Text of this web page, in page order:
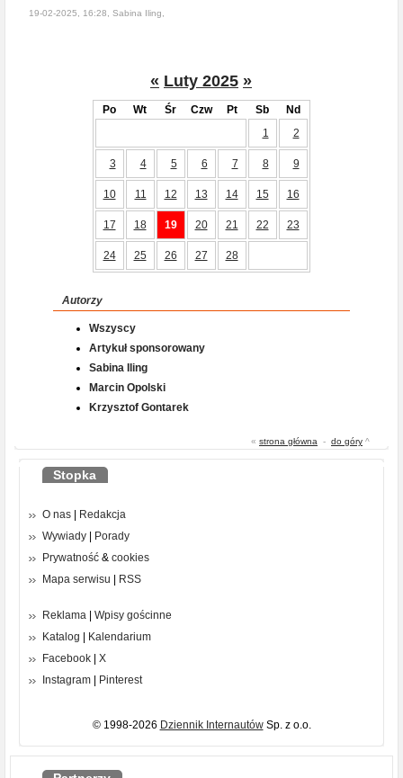
19-02-2025, 16:28, Sabina Iling,
« Luty 2025 »
Po Wt Śr Czw Pt Sb
Nd
1
2
3 4 5 6 7 8 9
10 11 12 13 14 15 16
17 18 19 20 21 22 23
24 25 26 27 28
Autorzy
Wszyscy
Artykuł sponsorowany
Sabina Iling
Marcin Opolski
Krzysztof Gontarek
« strona główna - do góry ^
Stopka
O nas
Redakcja
Wywiady
Porady
Prywatność & cookies
Mapa serwisu
RSS
Reklama
Wpisy gościnne
Katalog
Kalendarium
Facebook
X
Instagram
Pinterest
© 1998-2026 Dziennik InternautówSp. z o.o.